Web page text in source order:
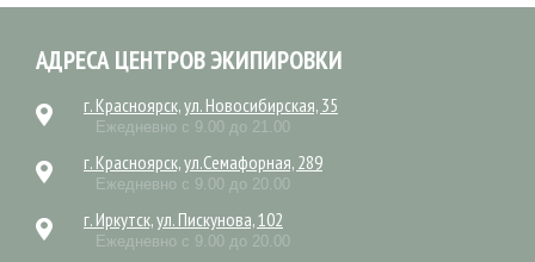
АДРЕСА ЦЕНТРОВ ЭКИПИРОВКИ
г. Красноярск, ул. Новосибирская, 35
Ежедневно с 9.00 до 21.00
г. Красноярск, ул.Семафорная, 289
Ежедневно с 9.00 до 20.00
г. Иркутск, ул. Пискунова, 102
Ежедневно с 9.00 до 20.00